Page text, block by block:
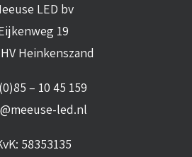
LED bv
19
Heinkenszand
– 10 45 159
led.nl
58353135